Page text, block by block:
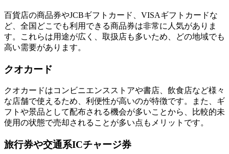
百貨店の商品券やJCBギフトカード、VISAギフトカードな
ど、全国どこでも利用できる商品券は非常に人気がありま
す。これらは用途が広く、取扱店も多いため、どの地域でも
高い需要があります。
クオカード
クオカードはコンビニエンスストアや書店、飲食店など様々
な店舗で使えるため、利便性が高いのが特徴です。また、ギ
フトや景品として配布される機会が多いことから、比較的未
使用の状態で売却されることが多い点もメリットです。
旅行券や交通系ICチャージ券